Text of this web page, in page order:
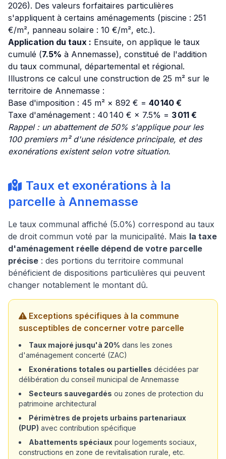
2026). Des valeurs forfaitaires particulières
s'appliquent à certains aménagements (piscine : 251
€/m², panneau solaire : 10 €/m², etc.).
Application du taux : Ensuite, on applique le taux
cumulé (7.5% à Annemasse), constitué de l'addition
du taux communal, départemental et régional.
Illustrons ce calcul une construction de 25 m² sur le
territoire de Annemasse :
Base d'imposition : 45 m² × 892 € = 40 140 €
Taxe d'aménagement : 40 140 € × 7.5% = 3 011 €
Rappel : un abattement de 50% s'applique pour les
100 premiers m² d'une résidence principale, et des
exonérations existent selon votre situation.
Taux et exonérations à la
parcelle à Annemasse
Le taux communal affiché (5.0%) correspond au taux
de droit commun voté par la municipalité. Mais la taxe
d'aménagement réelle dépend de votre parcelle
précise : des portions du territoire communal
bénéficient de dispositions particulières qui peuvent
changer notablement le montant dû.
Exceptions spécifiques à la commune
susceptibles de concerner votre parcelle
Taux majoré jusqu'à 20% dans les zones
d'aménagement concerté (ZAC)
Exonérations totales ou partielles décidées par
délibération du conseil municipal de Annemasse
Secteurs sauvegardés ou zones de protection du
patrimoine architectural
Périmètres de projets urbains partenariaux
(PUP) avec contribution spécifique
Abattements spéciaux pour logements sociaux,
constructions en zone de revitalisation rurale, etc.